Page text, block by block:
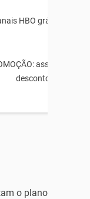
HBO grátis no 1º
assine e
desconto no 1º mês
o plano